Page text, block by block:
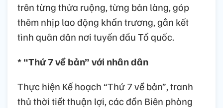
trên từng thửa ruộng, từng bản làng, góp
thêm nhịp lao động khẩn trương, gắn kết
tình quân dân nơi tuyến đầu Tổ quốc.
* “Thứ 7 về bản” với nhân dân
Thực hiện Kế hoạch “Thứ 7 về bản”, tranh
thủ thời tiết thuận lợi, các đồn Biên phòng